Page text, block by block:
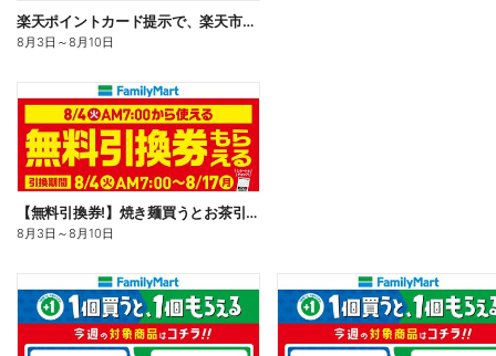
楽天ポイントカード提示で、楽天市場でのお買い物がおトクに!
8月3日 ～8月10日
【無料引換券!】焼き麺買うとお茶引換券貰える!
8月3日 ～8月10日